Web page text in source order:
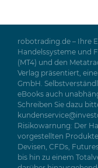
robotrading.de – Ihre
Handelssysteme und
(MT4) und den
Verlag präsentiert,
GmbH.
eBooks auch
Schreiben Sie dazu
Risikowarnung: Der
vorgestellten
Devisen, CFDs,
bis hin zu einem